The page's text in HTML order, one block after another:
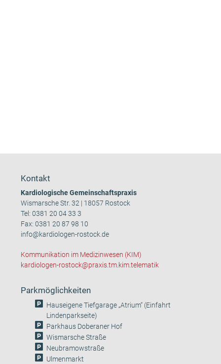
Kontakt
Kardiologische Gemeinschaftspraxis
Wismarsche Str. 32 | 18057 Rostock
Tel:0381 20 04 33 3
Fax: 0381 20 87 98 10
info@kardiologen-rostock.de
Kommunikation im Medizinwesen (KIM)
kardiologen-rostock@praxis.tm.kim.telematik
Parkmöglichkeiten
Hauseigene Tiefgarage „Atrium“ (Einfahrt
Lindenparkseite)
Parkhaus Doberaner Hof
Wismarsche Straße
Neubramowstraße
Ulmenmarkt